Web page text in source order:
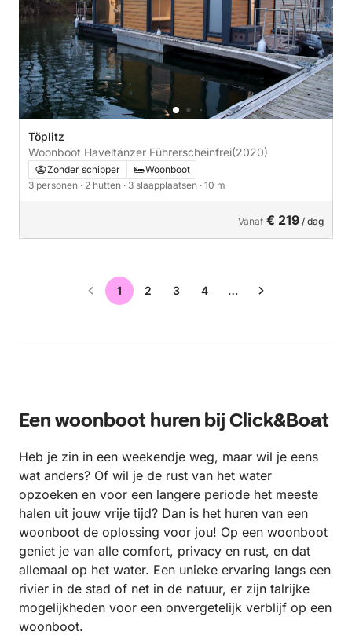
Töplitz
Woonboot Haveltänzer Führerscheinfrei(2020)
Zonder schipper
Woonboot
3 personen · 2 hutten · 3 slaapplaatsen · 10 m
Vanaf € 219 / dag
1 2 3 4 …
Een woonboot huren bij Click&Boat
Heb je zin in een weekendje weg, maar wil je eens
wat anders? Of wil je de rust van het water
opzoeken en voor een langere periode het meeste
halen uit jouw vrije tijd? Dan is het huren van een
woonboot de oplossing voor jou! Op een woonboot
geniet je van alle comfort, privacy en rust, en dat
allemaal op het water. Een unieke ervaring langs een
rivier in de stad of net in de natuur, er zijn talrijke
mogelijkheden voor een onvergetelijk verblijf op een
woonboot.